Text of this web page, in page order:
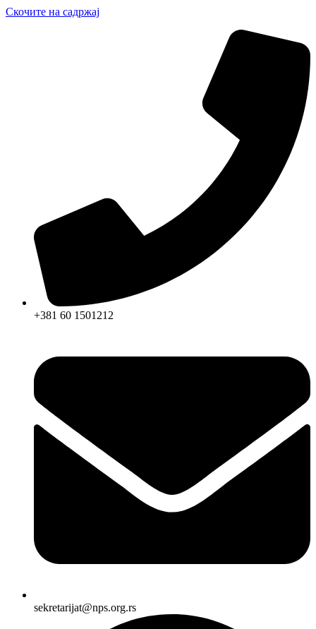
Скочите на садржај
+381 60 1501212
sekretarijat@nps.org.rs